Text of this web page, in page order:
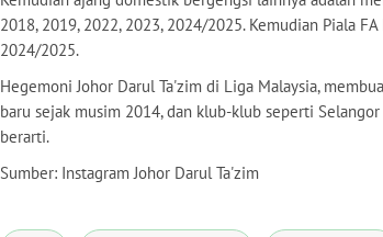
2018, 2019, 2022, 2023, 2024/2025. Kemudian Piala
2024/2025.
Hegemoni Johor Darul Ta'zim di Liga Malaysia,
baru sejak musim 2014, dan klub-klub seperti
berarti.
Sumber: Instagram Johor Darul Ta'zim